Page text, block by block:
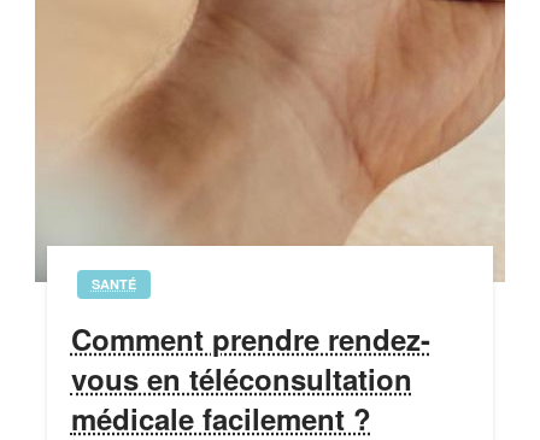
SANTÉ
Comment prendre rendez-
vous en téléconsultation
médicale facilement ?